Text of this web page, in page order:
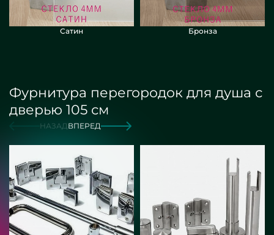
Сатин Бронза
Фурнитура перегородок для душа с
дверью 105 см
НАЗАДВПЕРЕД